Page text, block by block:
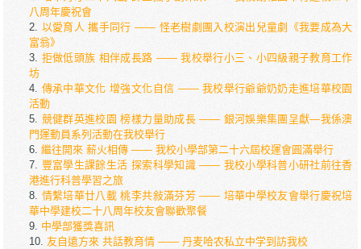
八周年慶祝會
以愛育人 攜手同行 —— 怪老樹劇團入校演出兒童劇《我要成為大
富翁》
拒做低頭族 相伴成長路 —— 我校舉行小三、小四級親子教育工作
坊
傳承中華文化 增強文化自信 —— 我校舉行爺爺奶奶走進培華校園
活動
競健群英進校園 榜樣力量助成長 —— 銀河娛樂集團呈獻—我係澳
門運動員系列活動在我校舉行
繼往開來 薪火相傳 —— 我校小學部第二十六屆校運會圓滿舉行
豐富學生課餘生活 探索科學知識 —— 我校小學科普小研社前往香
港進行科普學習之旅
情繫培華廿八載 桃李共敍滿芬芳 —— 培華中學校友會舉行慶祝培
華中學建校二十八周年校友會聯歡聚餐
中學部獲獎喜訊
友自遠方來 共話教育情 —— 丹麦哈农私立中学到訪我校